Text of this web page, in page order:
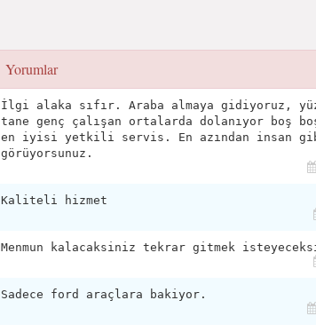
Yorumlar
İlgi alaka sıfır. Araba almaya gidiyoruz,
tane genç çalışan ortalarda dolanıyor boş
en iyisi yetkili servis. En azından insan gibi
görüyorsunuz.
Kaliteli hizmet
Menmun kalacaksiniz tekrar gitmek
Sadece ford araçlara bakiyor.